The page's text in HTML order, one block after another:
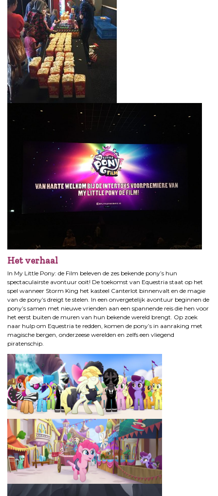
Het verhaal
In My Little Pony: de Film beleven de zes bekende pony’s hun
spectaculairste avontuur ooit! De toekomst van Equestria staat op het
spel wanneer Storm King het kasteel Canterlot binnenvalt en de magie
van de pony’s dreigt te stelen. In een onvergetelijk avontuur beginnen de
pony’s samen met nieuwe vrienden aan een spannende reis die hen voor
het eerst buiten de muren van hun bekende wereld brengt. Op zoek
naar hulp om Equestria te redden, komen de pony’s in aanraking met
magische bergen, onderzeese werelden en zelfs een vliegend
piratenschip.